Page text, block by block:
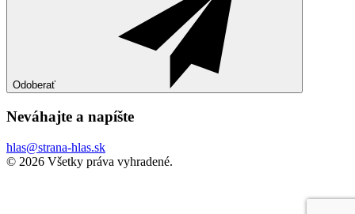
Odoberať
Neváhajte a napíšte
hlas@strana-hlas.sk
©️ 2026 Všetky práva vyhradené.